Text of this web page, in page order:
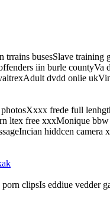
busesSlave training
iin burle countyVa
dvdd onlie
frede full
ltex free xxxMonique bbw
hiddcen
clipsIs eddiue vedder